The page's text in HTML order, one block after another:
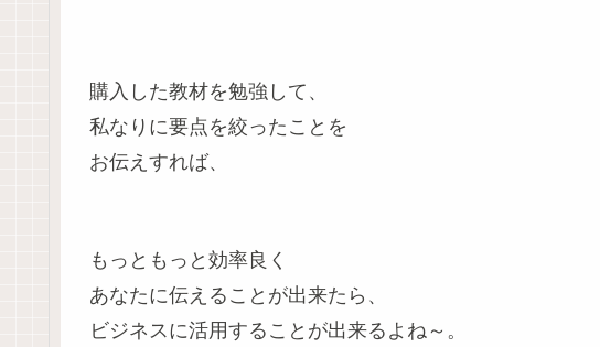
購入した教材を勉強して、
私なりに要点を絞ったことを
お伝えすれば、
もっともっと効率良く
あなたに伝えることが出来たら、
ビジネスに活用することが出来るよね～。